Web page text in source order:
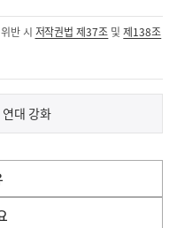
반 시 저작권법 제37조 및제138조
대 강화